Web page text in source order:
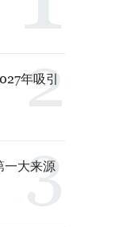
年吸引
一大来源